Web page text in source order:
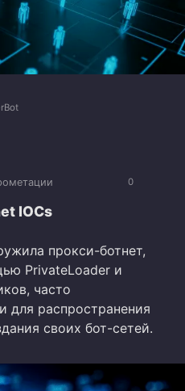
0
IOCs
прокси-ботнет,
PrivateLoader и
часто
для распространения
своих бот-сетей.